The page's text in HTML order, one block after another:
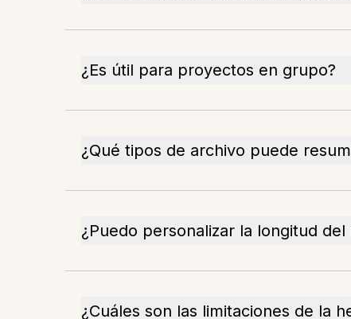
¿Es útil para proyectos en grupo?
¿Qué tipos de archivo puede
¿Puedo personalizar la longitud del
¿Cuáles son las limitaciones de la